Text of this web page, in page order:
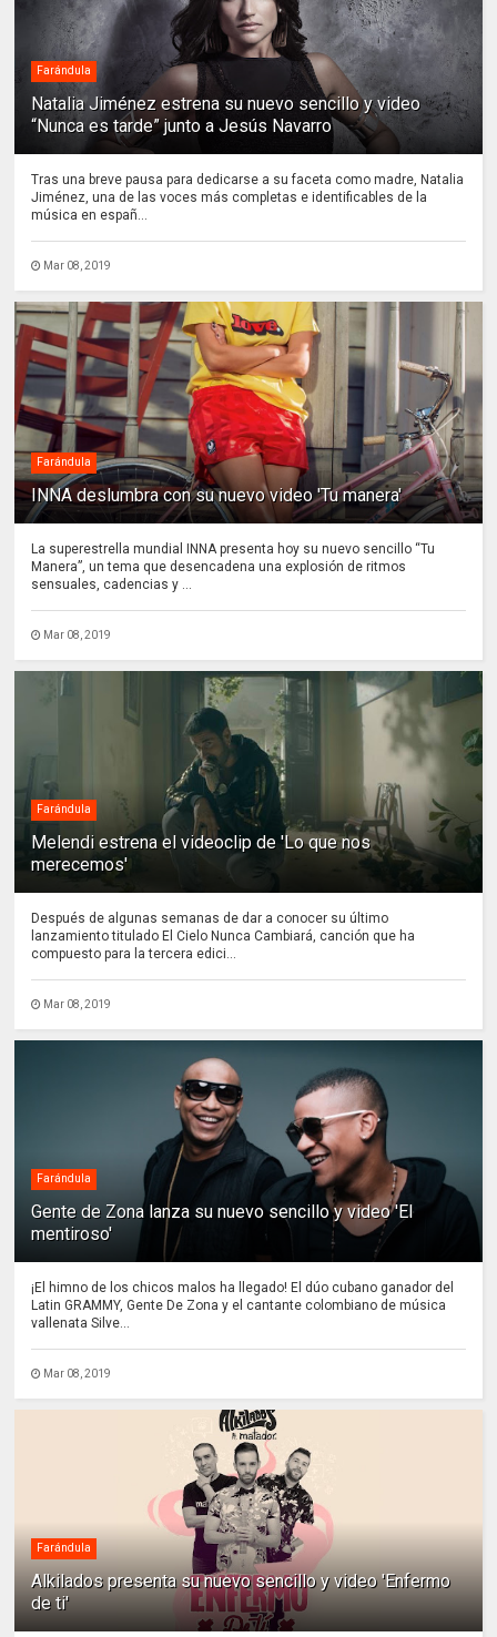
Farándula
Natalia Jiménez estrena su nuevo sencillo y video
“Nunca es tarde” junto a Jesús Navarro
Tras una breve pausa para dedicarse a su faceta como madre, Natalia
Jiménez, una de las voces más completas e identificables de la
música en españ...
Mar 08, 2019
Farándula
INNA deslumbra con su nuevo video 'Tu manera'
La superestrella mundial INNA presenta hoy su nuevo sencillo “Tu
Manera”, un tema que desencadena una explosión de ritmos
sensuales, cadencias y ...
Mar 08, 2019
Farándula
Melendi estrena el videoclip de 'Lo que nos
merecemos'
Después de algunas semanas de dar a conocer su último
lanzamiento titulado El Cielo Nunca Cambiará, canción que ha
compuesto para la tercera edici...
Mar 08, 2019
Farándula
Gente de Zona lanza su nuevo sencillo y video 'El
mentiroso'
¡El himno de los chicos malos ha llegado! El dúo cubano ganador del
Latin GRAMMY, Gente De Zona y el cantante colombiano de música
vallenata Silve...
Mar 08, 2019
Farándula
Alkilados presenta su nuevo sencillo y video 'Enfermo
de ti'